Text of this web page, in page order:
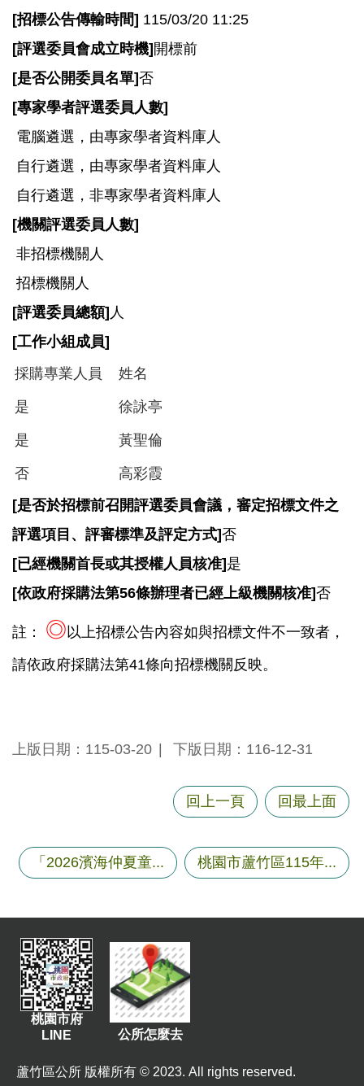
[招標公告傳輸時間] 115/03/20 11:25
[評選委員會成立時機] 開標前
[是否公開委員名單]否
[專家學者評選委員人數]
電腦遴選，由專家學者資料庫人
自行遴選，由專家學者資料庫人
自行遴選，非專家學者資料庫人
[機關評選委員人數]
非招標機關人
招標機關人
[評選委員總額] 人
[工作小組成員]
採購專業人員
姓名
是 徐詠亭
是 黃聖倫
否
高彩霞
[是否於招標前召開評選委員會議，審定招標文件之
評選項目、評審標準及評定方式]否
[已經機關首長或其授權人員核准] 是
[依政府採購法第56條辦理者已經上級機關核准]否
註： ◎以上招標公告內容如與招標文件不一致者，
請依政府採購法第41條向招標機關反映。
上版日期：115-03-20 下版日期：116-12-31
回上一頁 回最上面
「2026濱海仲夏童... 桃園市蘆竹區115年...
桃園市府
LINE
公所怎麼去
蘆竹區公所 版權所有 © 2023. All rights reserved.